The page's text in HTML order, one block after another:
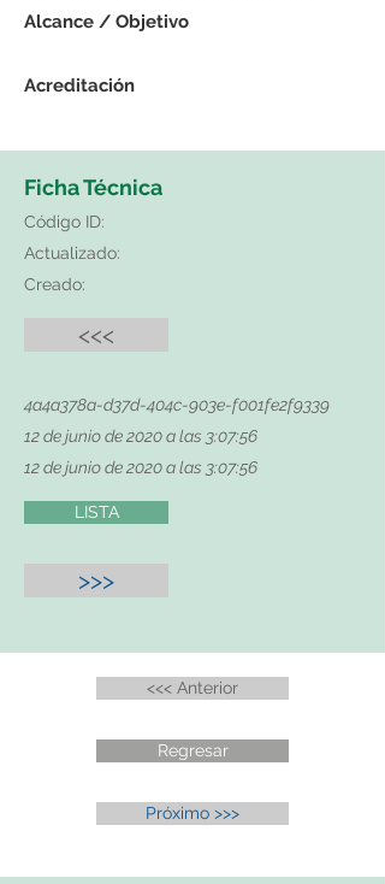
Alcance / Objetivo
Acreditación
Ficha Técnica
Código ID:
Actualizado:
Creado:
<<<
4a4a378a-d37d-404c-903e-f001fe2f9339
12 de junio de 2020 a las 3:07:56
12 de junio de 2020 a las 3:07:56
LISTA
>>>
<<< Anterior
Regresar
Próximo >>>